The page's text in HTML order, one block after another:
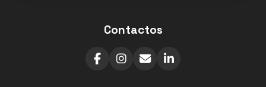
Contactos